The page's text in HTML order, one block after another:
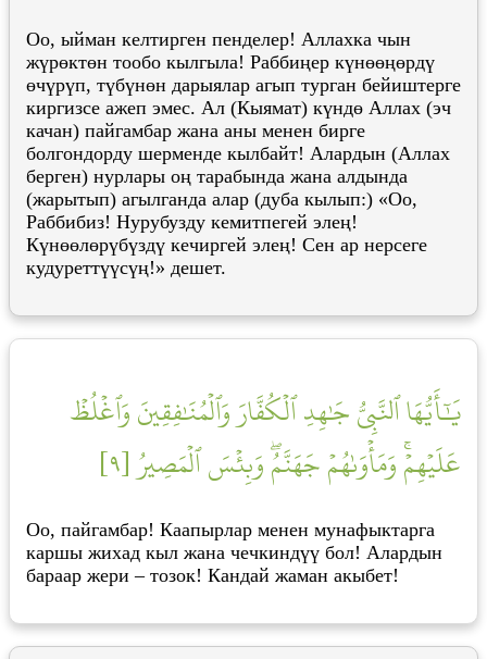
Оо, ыйман келтирген пенделер! Аллахка чын
жүрөктөн тообо кылгыла! Раббиңер күнөөңөрдү
өчүрүп, түбүнөн дарыялар агып турган бейиштерге
киргизсе ажеп эмес. Ал (Кыямат) күндө Аллах (эч
качан) пайгамбар жана аны менен бирге
болгондорду шерменде кылбайт! Алардын (Аллах
берген) нурлары оң тарабында жана алдында
(жарытып) агылганда алар (дуба кылып:) «Оо,
Раббибиз! Нурубузду кемитпегей элең!
Күнөөлөрүбүздү кечиргей элең! Сен ар нерсеге
кудуреттүүсүң!» дешет.
يَٰٓأَيُّهَا ٱلنَّبِيُّ جَٰهِدِ ٱلۡكُفَّارَ وَٱلۡمُنَٰفِقِينَ وَٱغۡلُظۡ
عَلَيۡهِمۡۚ وَمَأۡوَىٰهُمۡ جَهَنَّمُۖ وَبِئۡسَ ٱلۡمَصِيرُ [٩]
Оо, пайгамбар! Каапырлар менен мунафыктарга
каршы жихад кыл жана чечкиндүү бол! Алардын
бараар жери – тозок! Кандай жаман акыбет!